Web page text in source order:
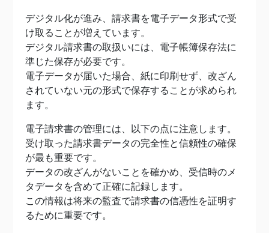
デジタル化が進み、請求書を電子データ形式で受
け取ることが増えています。
デジタル請求書の取扱いには、電子帳簿保存法に
準じた保存が必要です。
電子データが届いた場合、紙に印刷せず、改ざん
されていない元の形式で保存することが求められ
ます。
電子請求書の管理には、以下の点に注意します。
受け取った請求書データの完全性と信頼性の確保
が最も重要です。
データの改ざんがないことを確かめ、受信時のメ
タデータを含めて正確に記録します。
この情報は将来の監査で請求書の信憑性を証明す
るために重要です。